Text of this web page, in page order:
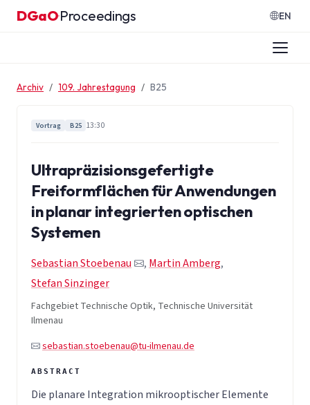
Zum Inhalt springen
DGaO·Proceedings EN
Archiv 109. Jahrestagung B25
Vortrag B25 13:30
Ultrapräzisionsgefertigte
Freiformflächen für Anwendungen
in planar integrierten optischen
Systemen
Sebastian Stoebenau , Martin Amberg,
Stefan Sinzinger
Fachgebiet Technische Optik, Technische Universität
Ilmenau
sebastian.stoebenau@tu-ilmenau.de
Die planare Integration mikrooptischer Elemente